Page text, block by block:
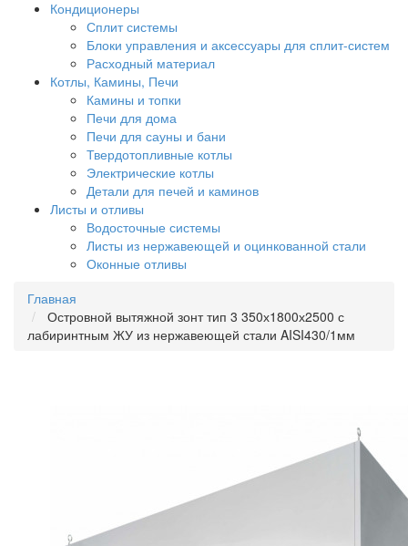
Кондиционеры
Сплит системы
Блоки управления и аксессуары для сплит-систем
Расходный материал
Котлы, Камины, Печи
Камины и топки
Печи для дома
Печи для сауны и бани
Твердотопливные котлы
Электрические котлы
Детали для печей и каминов
Листы и отливы
Водосточные системы
Листы из нержавеющей и оцинкованной стали
Оконные отливы
Главная
Островной вытяжной зонт тип 3 350х1800х2500 с
лабиринтным ЖУ из нержавеющей стали AISI430/1мм